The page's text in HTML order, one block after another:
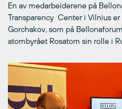
En av medarbeiderene på
Transparency Center i Vilnius
Gorchakov, som på
atombyrået Rosatom sin rolle i